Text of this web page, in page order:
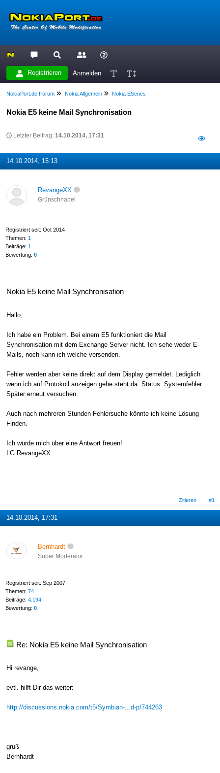
Registrieren Anmelden
NokiaPort.de Forum Nokia Allgemein Nokia ESeries
Nokia E5 keine Mail Synchronisation
Letzter Beitrag: 14.10.2014, 17:31
14.10.2014, 15:13
RevangeXX
Grünschnabel
Registriert seit: Oct 2014
Themen: 1
Beiträge: 1
Bewertung: 0
Nokia E5 keine Mail Synchronisation
Hallo,
Ich habe ein Problem. Bei einem E5 funktioniert die Mail
Synchronisation mit dem Exchange Server nicht. Ich sehe weder E-
Mails, noch kann ich welche versenden.
Fehler werden aber keine direkt auf dem Display gemeldet. Lediglich
wenn ich auf Protokoll anzeigen gehe steht da: Status: Systemfehler:
Später erneut versuchen.
Auch nach mehreren Stunden Fehlersuche könnte ich keine Lösung
Finden.
Ich würde mich über eine Antwort freuen!
LG RevangeXX
Zitieren #1
14.10.2014, 17:31
Bernhardt
Super Moderator
Registriert seit: Sep 2007
Themen: 74
Beiträge: 4.194
Bewertung: 0
Re: Nokia E5 keine Mail Synchronisation
Hi revange,
evtl. hilft Dir das weiter:
http://discussions.nokia.com/t5/Symbian-...d-p/744263
gruß
Bernhardt